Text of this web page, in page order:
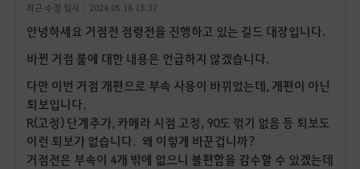
기
최근 수정 일시 : 2024.05.18 13:37
안녕하세요 거점전 점령전을 진행하고 있는 길드 대장입니다.
바뀐 거점 룰에 대한 내용은 언급하지 않겠습니다.
다만 이번 거점 개편으로 부속 사용이 바뀌었는데, 개편이 아닌
퇴보입니다.
R(고정) 단계추가, 카메라 시점 고정, 90도 꺾기 없음 등 퇴보도
이런 퇴보가 없습니다. 왜 이렇게 바꾼겁니까?
거점전은 부속이 4개 밖에 없으니 불편함을 감수할 수 있겠는데